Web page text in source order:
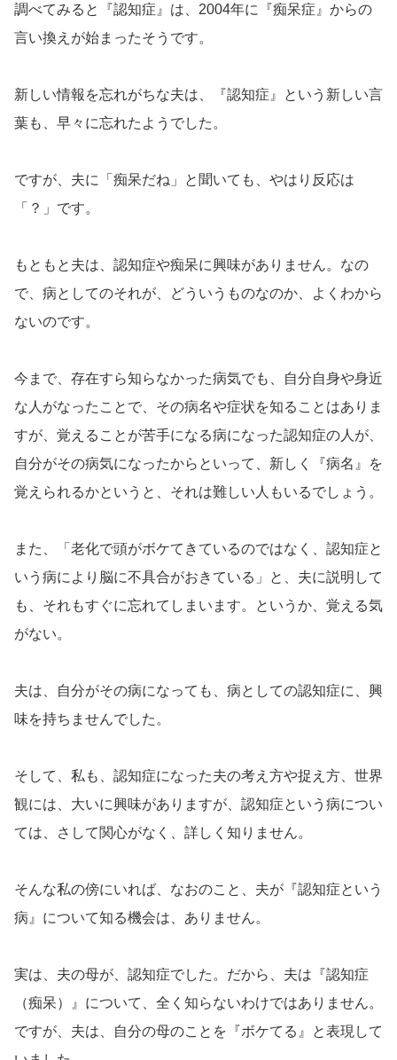
調べてみると『認知症』は、2004年に『痴呆症』からの
言い換えが始まったそうです。
新しい情報を忘れがちな夫は、『認知症』という新しい言
葉も、早々に忘れたようでした。
ですが、夫に「痴呆だね」と聞いても、やはり反応は
「？」です。
もともと夫は、認知症や痴呆に興味がありません。なの
で、病としてのそれが、どういうものなのか、よくわから
ないのです。
今まで、存在すら知らなかった病気でも、自分自身や身近
な人がなったことで、その病名や症状を知ることはありま
すが、覚えることが苦手になる病になった認知症の人が、
自分がその病気になったからといって、新しく『病名』を
覚えられるかというと、それは難しい人もいるでしょう。
また、「老化で頭がボケてきているのではなく、認知症と
いう病により脳に不具合がおきている」と、夫に説明して
も、それもすぐに忘れてしまいます。というか、覚える気
がない。
夫は、自分がその病になっても、病としての認知症に、興
味を持ちませんでした。
そして、私も、認知症になった夫の考え方や捉え方、世界
観には、大いに興味がありますが、認知症という病につい
ては、さして関心がなく、詳しく知りません。
そんな私の傍にいれば、なおのこと、夫が『認知症という
病』について知る機会は、ありません。
実は、夫の母が、認知症でした。だから、夫は『認知症
（痴呆）』について、全く知らないわけではありません。
ですが、夫は、自分の母のことを『ボケてる』と表現して